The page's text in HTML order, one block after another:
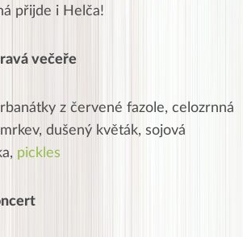
přijde i Helča!
večeře
z červené fazole, celozrnná
dušený květák, sojová
pickles